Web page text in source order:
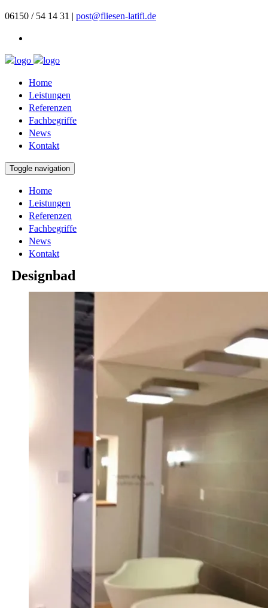
06150 / 54 14 31 | post@fliesen-latifi.de
Home
Leistungen
Referenzen
Fachbegriffe
News
Kontakt
Toggle navigation
Home
Leistungen
Referenzen
Fachbegriffe
News
Kontakt
Designbad